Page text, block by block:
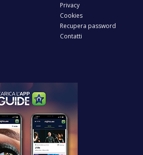
Privacy
Cookies
Recupera password
Contatti